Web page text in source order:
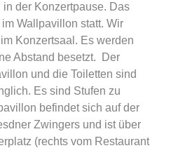
in der Konzertpause. Das
Wallpavillon statt. Wir
Konzertsaal. Es werden
Abstand besetzt. Der
und die Toiletten sind
Es sind Stufen zu
befindet sich auf der
Zwingers und ist über
(rechts vom Restaurant